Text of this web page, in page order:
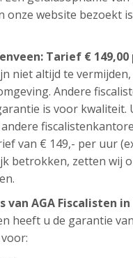
onze website bezoekt
Tarief €
niet altijd te
Andere
is voor
van € 149,- per uur
betrokken, zetten wij
van AGA Fiscalisten
heeft u de garantie